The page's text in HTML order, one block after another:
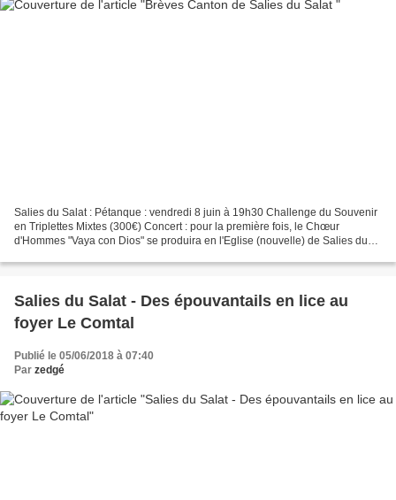
Salies du Salat : Pétanque : vendredi 8 juin à 19h30 Challenge du Souvenir
en Triplettes Mixtes (300€) Concert : pour la première fois, le Chœur
d'Hommes "Vaya con Dios" se produira en l'Eglise (nouvelle) de Salies du
Salies du Salat - Des épouvantails en lice au
foyer Le Comtal
Publié le 05/06/2018 à 07:40
Par zedgé